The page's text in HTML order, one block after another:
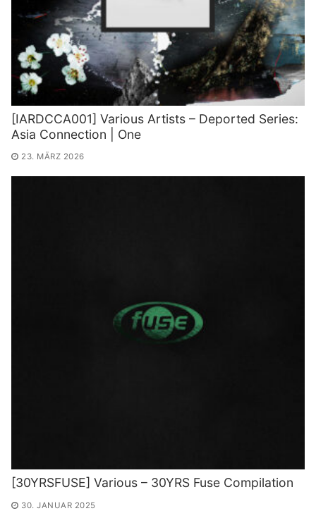
[IARDCCA001] Various Artists – Deported Series:
Asia Connection | One
23. MÄRZ 2026
[30YRSFUSE] Various – 30YRS Fuse Compilation
30. JANUAR 2025